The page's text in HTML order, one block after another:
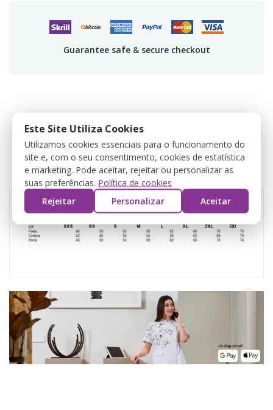
Guarantee safe & secure checkout
DADOS DO PRODUTO
COMENTÁRIOS
Este Site Utiliza Cookies
Utilizamos cookies essenciais para o funcionamento do
site e, com o seu consentimento, cookies de estatística
e marketing. Pode aceitar, rejeitar ou personalizar as
suas preferências. Política de cookies
Rejeitar
Personalizar Aceitar